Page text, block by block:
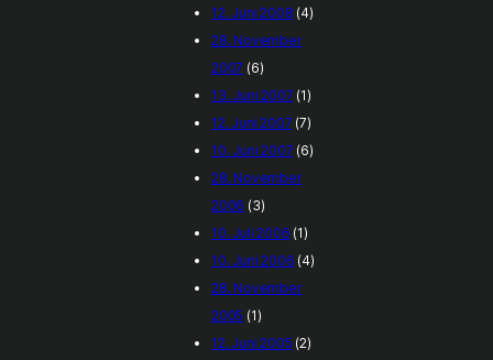
12. Juni 2008 (4)
28. November
2007 (6)
13. Juni 2007 (1)
12. Juni 2007 (7)
10. Juni 2007 (6)
28. November
2006 (3)
10. Juli 2006 (1)
10. Juni 2006 (4)
28. November
2005 (1)
12. Juni 2005 (2)